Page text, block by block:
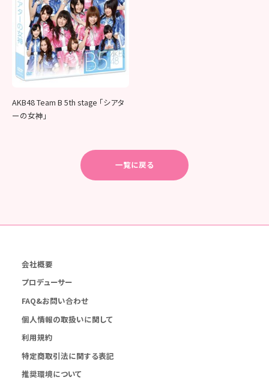
AKB48 Team B 5th stage 「シアタ
ーの女神」
一覧に戻る
会社概要
プロデューサー
FAQ&お問い合わせ
個人情報の取扱いに関して
利用規約
特定商取引法に関する表記
推奨環境について